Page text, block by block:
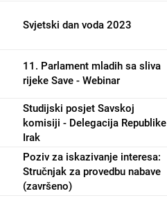
Svjetski dan voda 2023
11. Parlament mladih sa sliva
rijeke Save - Webinar
Studijski posjet Savskoj
komisiji - Delegacija Republike
Irak
Poziv za iskazivanje interesa:
Stručnjak za provedbu nabave
(završeno)